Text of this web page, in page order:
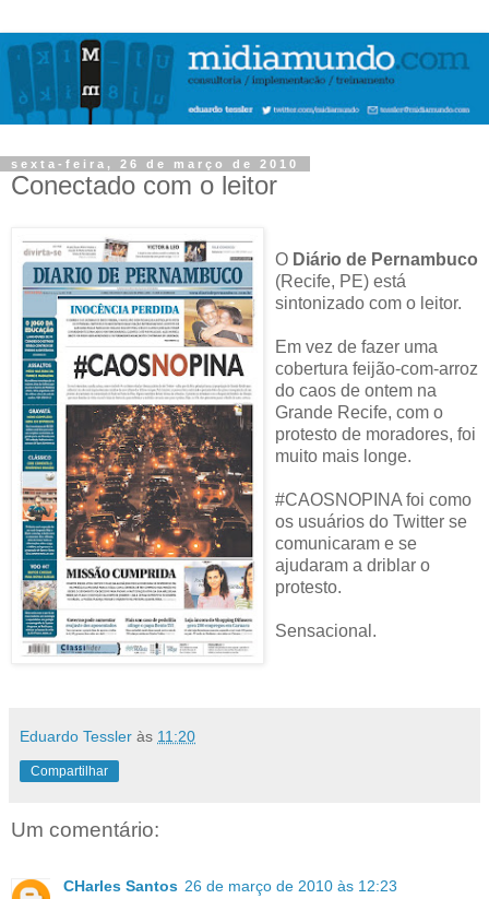
sexta-feira, 26 de março de 2010
Conectado com o leitor
O Diário de Pernambuco
(Recife, PE) está
sintonizado com o leitor.
Em vez de fazer uma
cobertura feijão-com-arroz
do caos de ontem na
Grande Recife, com o
protesto de moradores, foi
muito mais longe.
#CAOSNOPINA foi como
os usuários do Twitter se
comunicaram e se
ajudaram a driblar o
protesto.
Sensacional.
Eduardo Tessler às 11:20
Compartilhar
Um comentário:
CHarles Santos 26 de março de 2010 às 12:23